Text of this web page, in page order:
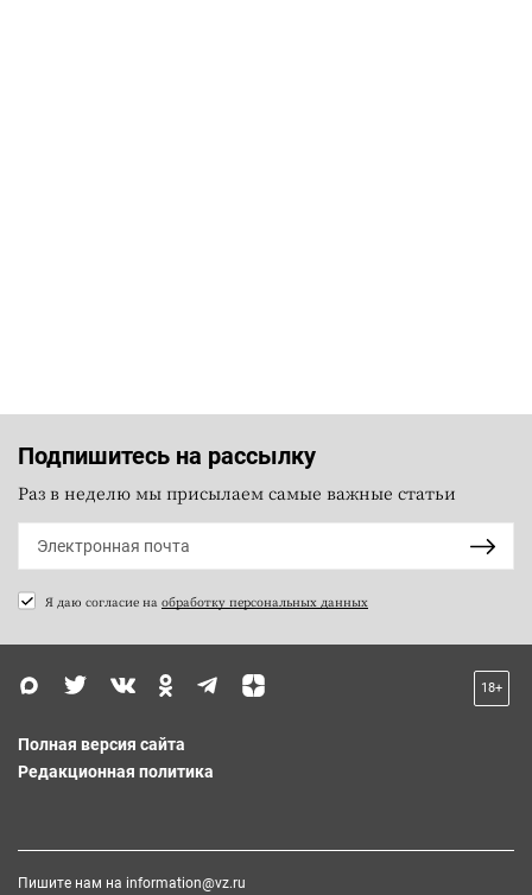
Подпишитесь на рассылку
Раз в неделю мы присылаем самые важные статьи
Я даю согласие на обработку персональных данных
18+
Полная версия сайта
Редакционная политика
Пишите нам на information@vz.ru